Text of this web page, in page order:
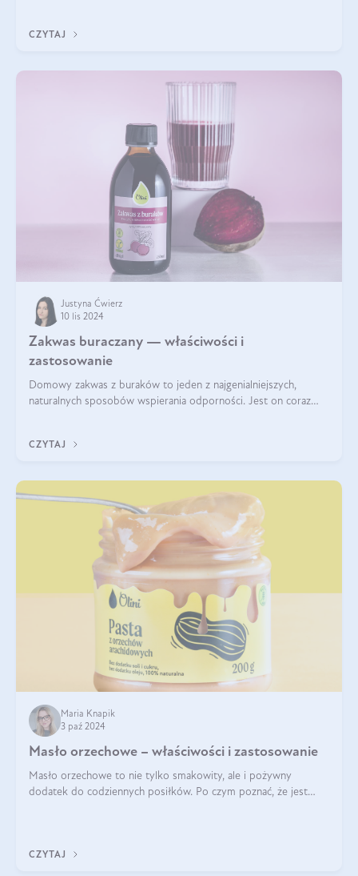
CZYTAJ
Justyna Ćwierz
10 lis 2024
Zakwas buraczany — właściwości i
zastosowanie
Domowy zakwas z buraków to jeden z najgenialniejszych,
naturalnych sposobów wspierania odporności. Jest on coraz
CZYTAJ
Maria Knapik
3 paź 2024
Masło orzechowe – właściwości i zastosowanie
Masło orzechowe to nie tylko smakowity, ale i pożywny
dodatek do codziennych posiłków. Po czym poznać, że jest
CZYTAJ